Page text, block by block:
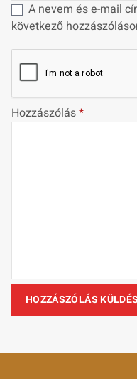
A nevem és e-mail
következő
Hozzászólás*